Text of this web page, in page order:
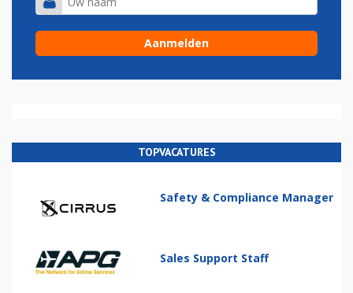
TOPVACATURES
Safety & Compliance Manager
Sales Support Staff